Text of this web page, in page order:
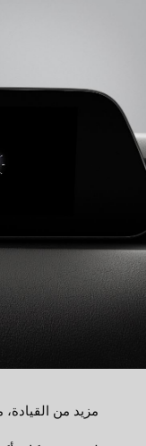
مزيد من القيادة،